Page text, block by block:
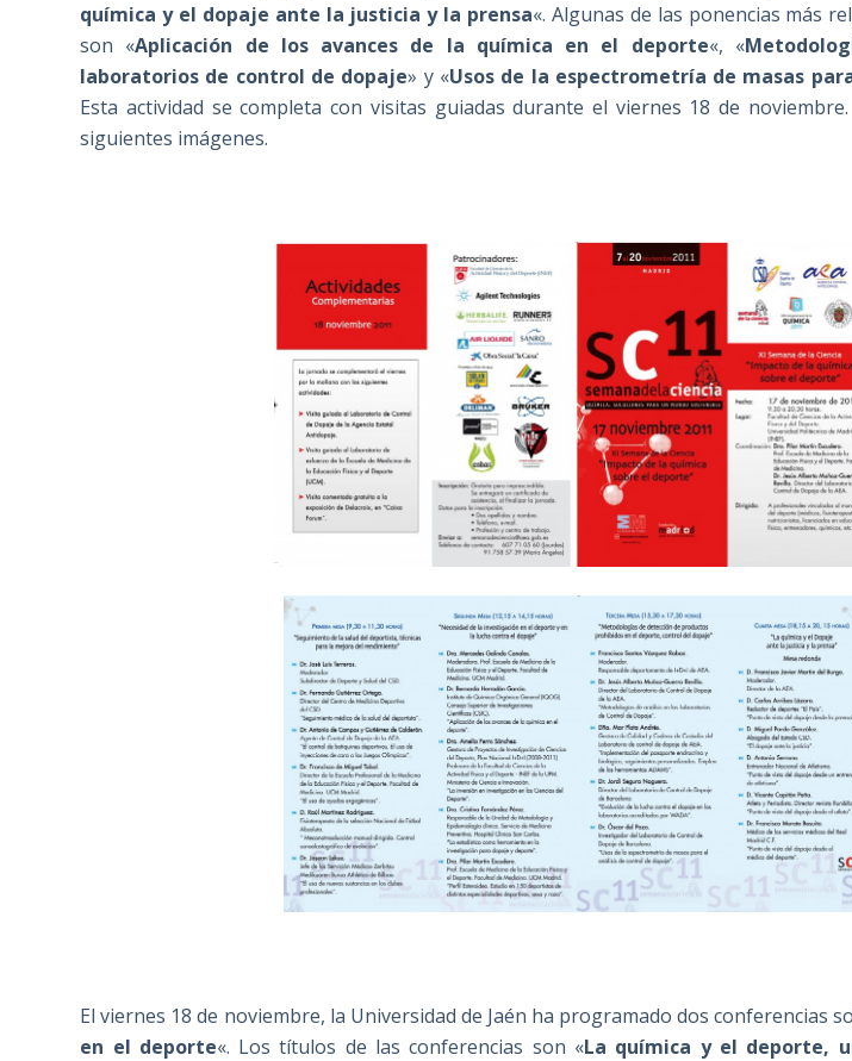
química y el dopaje ante la justicia y la prensa«. Algunas de las ponencias más
son «Aplicación de los avances de la química en el deporte«, «
laboratorios de control de dopaje» y «Usos de la espectrometría de masas
Esta actividad se completa con visitas guiadas durante el viernes 18 de
siguientes imágenes.
El viernes 18 de noviembre, la Universidad de Jaén ha programado dos conferencias
en el deporte«. Los títulos de las conferencias son «La química y el deporte,